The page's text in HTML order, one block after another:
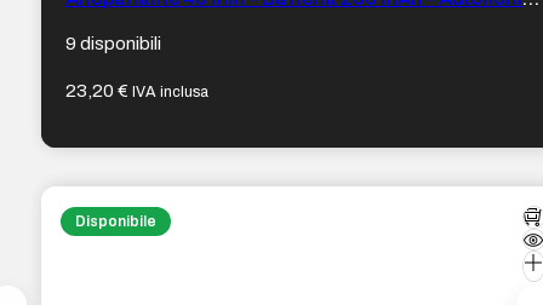
Magneti assortiti – Colore Rosso e Bianco
9 disponibili
23,20€ IVA inclusa
Disponibile